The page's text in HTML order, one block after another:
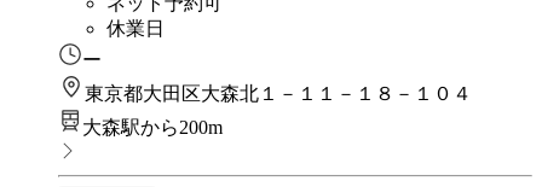
休業日
ー
東京都大田区大森北１－１１－１８－１０４
大森駅から200m